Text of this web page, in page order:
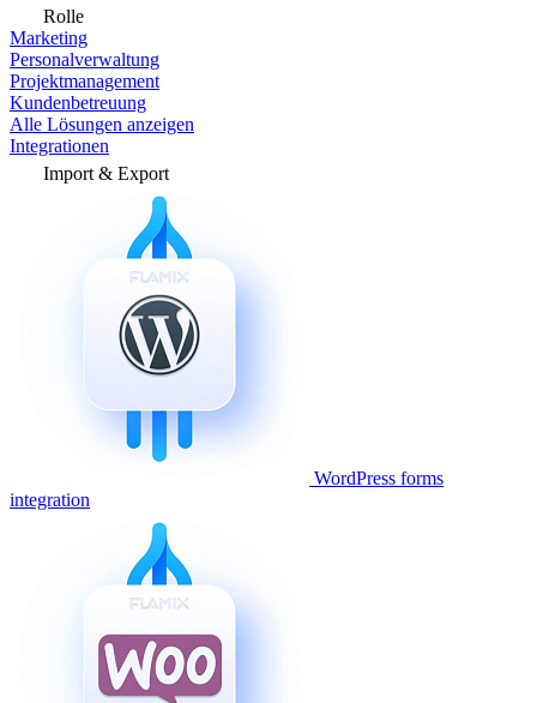
Rolle
Marketing
Personalverwaltung
Projektmanagement
Kundenbetreuung
Alle Lösungen anzeigen
Integrationen
Import & Export
WordPress forms
integration